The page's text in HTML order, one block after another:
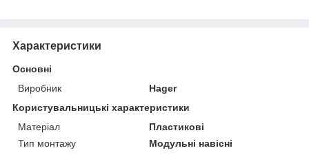
Характеристики
Основні
Виробник
Hager
Користувальницькі характеристики
Матеріал
Пластикові
Тип монтажу
Модульні навісні